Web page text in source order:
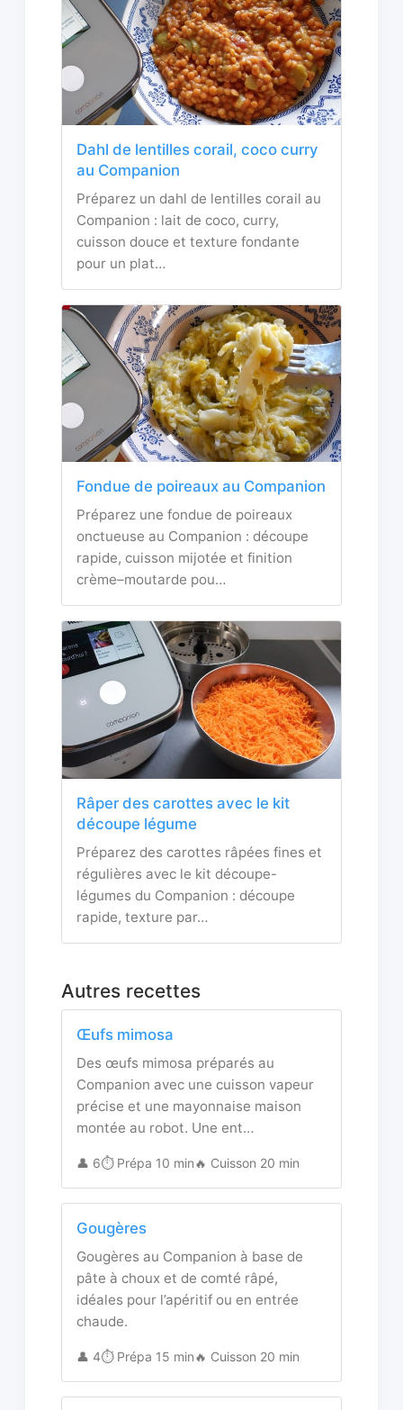
Dahl de lentilles corail, coco curry
au Companion
Préparez un dahl de lentilles corail au
Companion : lait de coco, curry,
cuisson douce et texture fondante
pour un plat…
Fondue de poireaux au Companion
Préparez une fondue de poireaux
onctueuse au Companion : découpe
rapide, cuisson mijotée et finition
crème–moutarde pou…
Râper des carottes avec le kit
découpe légume
Préparez des carottes râpées fines et
régulières avec le kit découpe-
légumes du Companion : découpe
rapide, texture par…
Autres recettes
Œufs mimosa
Des œufs mimosa préparés au
Companion avec une cuisson vapeur
précise et une mayonnaise maison
montée au robot. Une ent…
👤 6⏱️ Prépa 10 min🔥 Cuisson 20 min
Gougères
Gougères au Companion à base de
pâte à choux et de comté râpé,
idéales pour l’apéritif ou en entrée
chaude.
👤 4⏱️ Prépa 15 min🔥 Cuisson 20 min